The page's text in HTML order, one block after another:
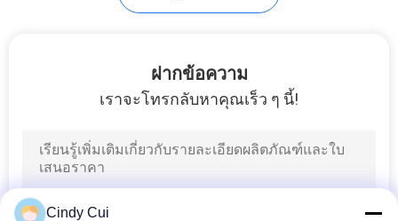
ฝากข้อความ
เราจะโทรกลับหาคุณเร็ว ๆ นี้!
Cindy Cui